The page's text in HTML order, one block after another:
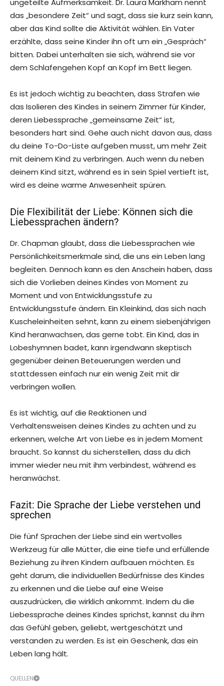
ungeteilte Aufmerksamkeit. Dr. Laura Markham nennt
das „besondere Zeit“ und sagt, dass sie kurz sein kann,
aber das Kind sollte die Aktivität wählen. Ein Vater
erzählte, dass seine Kinder ihn oft um ein „Gespräch“
bitten. Dabei unterhalten sie sich, während sie vor
dem Schlafengehen Kopf an Kopf im Bett liegen.
Es ist jedoch wichtig zu beachten, dass Strafen wie
das Isolieren des Kindes in seinem Zimmer für Kinder,
deren Liebessprache „gemeinsame Zeit“ ist,
besonders hart sind. Gehe auch nicht davon aus, dass
du deine To-Do-Liste aufgeben musst, um mehr Zeit
mit deinem Kind zu verbringen. Auch wenn du neben
deinem Kind sitzt, während es in sein Spiel vertieft ist,
wird es deine warme Anwesenheit spüren.
Die Flexibilität der Liebe: Können sich die
Liebessprachen ändern?
Dr. Chapman glaubt, dass die Liebessprachen wie
Persönlichkeitsmerkmale sind, die uns ein Leben lang
begleiten. Dennoch kann es den Anschein haben, dass
sich die Vorlieben deines Kindes von Moment zu
Moment und von Entwicklungsstufe zu
Entwicklungsstufe ändern. Ein Kleinkind, das sich nach
Kuscheleinheiten sehnt, kann zu einem siebenjährigen
Kind heranwachsen, das gerne tobt. Ein Kind, das in
Lobeshymnen badet, kann irgendwann skeptisch
gegenüber deinen Beteuerungen werden und
stattdessen einfach nur ein wenig Zeit mit dir
verbringen wollen.
Es ist wichtig, auf die Reaktionen und
Verhaltensweisen deines Kindes zu achten und zu
erkennen, welche Art von Liebe es in jedem Moment
braucht. So kannst du sicherstellen, dass du dich
immer wieder neu mit ihm verbindest, während es
heranwächst.
Fazit: Die Sprache der Liebe verstehen und
sprechen
Die fünf Sprachen der Liebe sind ein wertvolles
Werkzeug für alle Mütter, die eine tiefe und erfüllende
Beziehung zu ihren Kindern aufbauen möchten. Es
geht darum, die individuellen Bedürfnisse des Kindes
zu erkennen und die Liebe auf eine Weise
auszudrücken, die wirklich ankommt. Indem du die
Liebessprache deines Kindes sprichst, kannst du ihm
das Gefühl geben, geliebt, wertgeschätzt und
verstanden zu werden. Es ist ein Geschenk, das ein
Leben lang hält.
QUELLEN